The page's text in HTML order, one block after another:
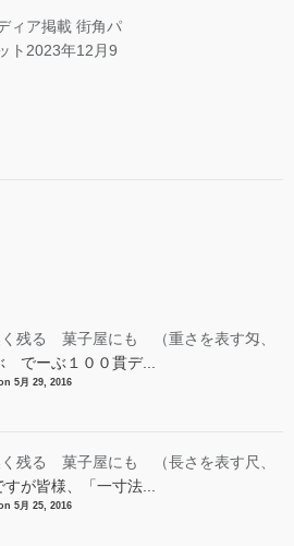
ィア掲載 街角パ
ト 2023年12月9
残る 菓子屋にも （重さを表す匁、
でーぶ１００貫デ...
5月 29, 2016
残る 菓子屋にも （長さを表す尺、
すが皆様、「一寸法...
5月 25, 2016